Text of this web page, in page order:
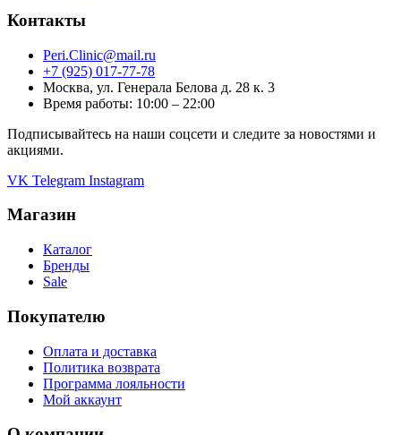
Контакты
Peri.Clinic@mail.ru
+7 (925) 017-77-78
Москва, ул. Генерала Белова д. 28 к. 3
Время работы: 10:00 – 22:00
Подписывайтесь на наши соцсети и следите за новостями и
акциями.
VK Telegram Instagram
Магазин
Каталог
Бренды
Sale
Покупателю
Оплата и доставка
Политика возврата
Программа лояльности
Мой аккаунт